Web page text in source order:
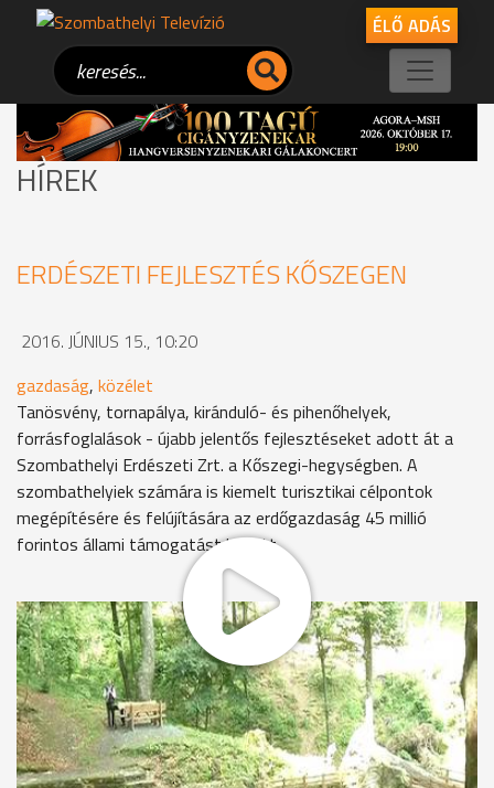
ÉLŐ ADÁS
HÍREK
ERDÉSZETI FEJLESZTÉS KŐSZEGEN
2016. JÚNIUS 15., 10:20
gazdaság, közélet
Tanösvény, tornapálya, kiránduló- és pihenőhelyek,
forrásfoglalások - újabb jelentős fejlesztéseket adott át a
Szombathelyi Erdészeti Zrt. a Kőszegi-hegységben. A
szombathelyiek számára is kiemelt turisztikai célpontok
megépítésére és felújítására az erdőgazdaság 45 millió
forintos állami támogatást kapott.
Tárogató hangja hívta a turistákat a Kőszegi-hegység
leglátogatottabb kirándulóhelyére, a Hétforráshoz. A
Millennium évében, 1896-ban kiépített forrás környezetét
mostanra teljesen megújította a Szombathelyi Erdészeti Zrt.
A Kőszegi-hegységben végrehajtott legújabb fejlesztéseket
itt avatták fel pénteken.